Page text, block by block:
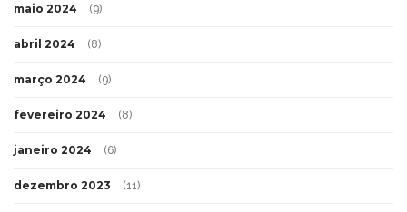
maio 2024 (9)
abril 2024 (8)
março 2024 (9)
fevereiro 2024 (8)
janeiro 2024 (6)
dezembro 2023 (11)